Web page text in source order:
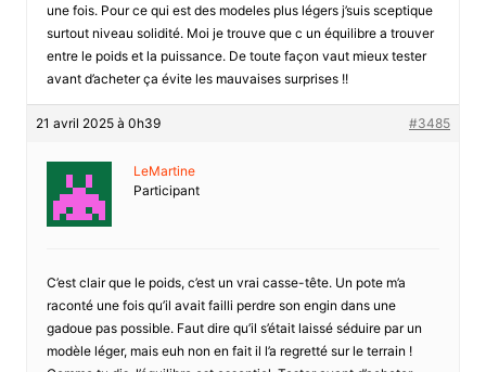
une fois. Pour ce qui est des modeles plus légers j’suis sceptique
surtout niveau solidité. Moi je trouve que c un équilibre a trouver
entre le poids et la puissance. De toute façon vaut mieux tester
avant d’acheter ça évite les mauvaises surprises !!
21 avril 2025 à 0h39 #3485
LeMartine
Participant
C’est clair que le poids, c’est un vrai casse-tête. Un pote m’a
raconté une fois qu’il avait failli perdre son engin dans une
gadoue pas possible. Faut dire qu’il s’était laissé séduire par un
modèle léger, mais euh non en fait il l’a regretté sur le terrain !